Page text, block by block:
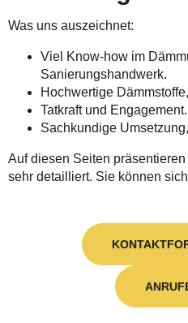
Was uns auszeichnet:
Viel Know-how im
Sanierungshandwerk.
Hochwertige
Tatkraft und Engagement.
Sachkundige
Auf diesen Seiten
sehr detailliert. Sie können